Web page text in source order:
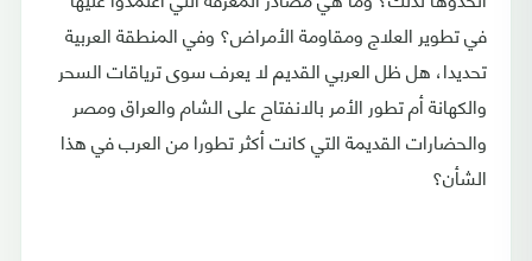
في تطوير العلاج ومقاومة الأمراض؟ وفي المنطقة العربية
تحديدا، هل ظل العربي القديم لا يعرف سوى ترياقات السحر
والكهانة أم تطور الأمر بالانفتاح على الشام والعراق ومصر
والحضارات القديمة التي كانت أكثر تطورا من العرب في هذا
الشأن؟